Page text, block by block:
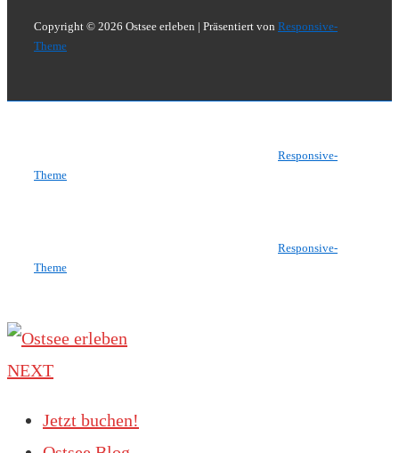
Copyright © 2026 Ostsee erleben | Präsentiert von Responsive-
Theme
Responsive-
Theme
Responsive-
Theme
NEXT
Jetzt buchen!